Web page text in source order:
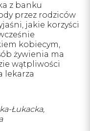
z banku
przez rodziców
jakie korzyści
kobiecym,
żywienia ma
wątpliwości
lekarza
Łukacka,